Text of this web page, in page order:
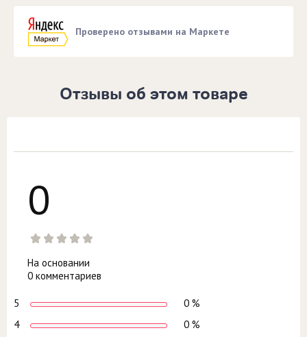
Проверено отзывами на Маркете
Отзывы об этом товаре
0
На основании
0 комментариев
5
0 %
4
0 %